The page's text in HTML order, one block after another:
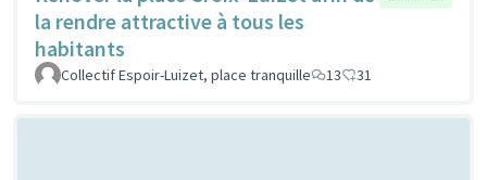
la rendre attractive à tous les
habitants
Collectif Espoir-Luizet, place tranquille 13 31